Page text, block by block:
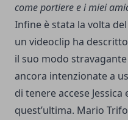
come portiere e i miei
Infine è stata la volta
un videoclip ha
il suo modo
ancora intenzionate a
di tenere accese
quest’ultima. Mario